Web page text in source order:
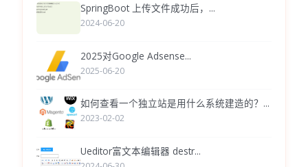
SpringBoot 上传文件成功后，...
2024-06-20
2025对Google Adsense...
2025-06-20
如何查看一个独立站是用什么系统建造的？...
2023-02-02
Ueditor富文本编辑器 destr...